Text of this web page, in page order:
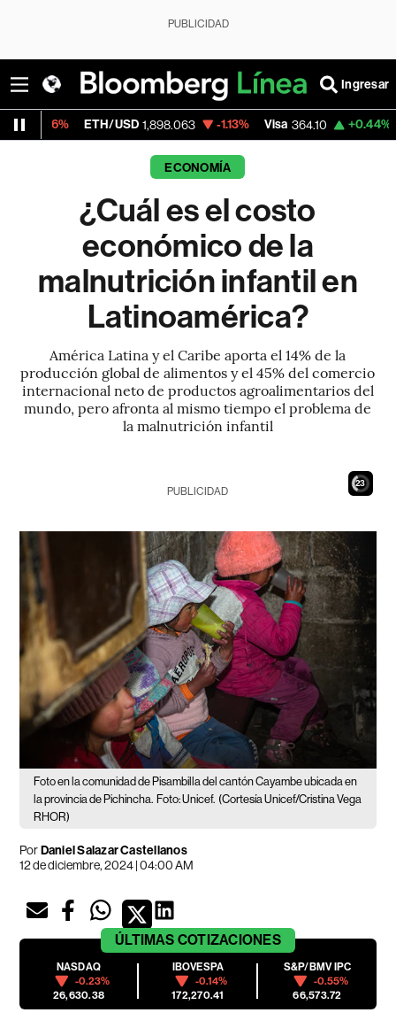
PUBLICIDAD
Ingresar
ETH/USD 1,898.063 -1.13% Visa 364.10 +0.44%
ECONOMÍA
¿Cuál es el costo
económico de la
malnutrición infantil en
Latinoamérica?
América Latina y el Caribe aporta el 14% de la
producción global de alimentos y el 45% del comercio
internacional neto de productos agroalimentarios del
mundo, pero afronta al mismo tiempo el problema de
la malnutrición infantil
21
PUBLICIDAD
Foto en la comunidad de Pisambilla del cantón Cayambe ubicada en
la provincia de Pichincha. Foto: Unicef. (Cortesía Unicef/Cristina Vega
RHOR)
PorDaniel Salazar Castellanos
12 de diciembre, 2024 | 04:00 AM
ÚLTIMAS COTIZACIONES
NASDAQ
-0.23%
26,630.38
IBOVESPA
-0.14%
172,270.41
S&P/BMV IPC
-0.55%
66,573.72